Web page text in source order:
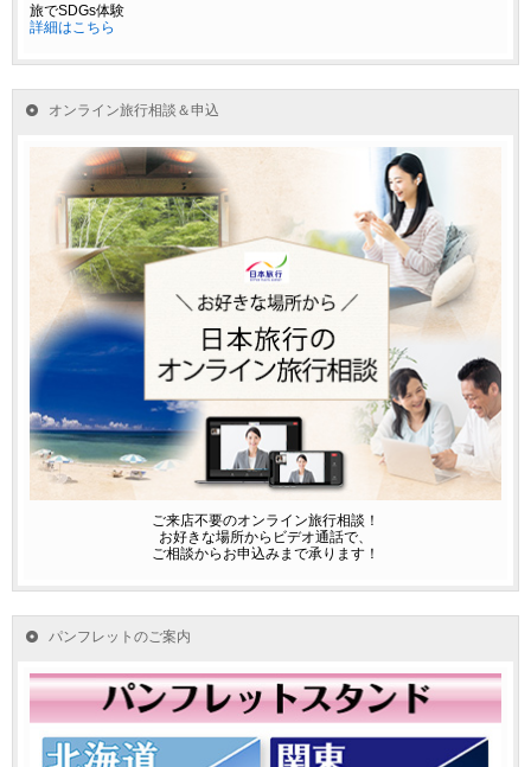
旅でSDGs体験
詳細はこちら
オンライン旅行相談＆申込
ご来店不要のオンライン旅行相談！
お好きな場所からビデオ通話で、
ご相談からお申込みまで承ります！
パンフレットのご案内